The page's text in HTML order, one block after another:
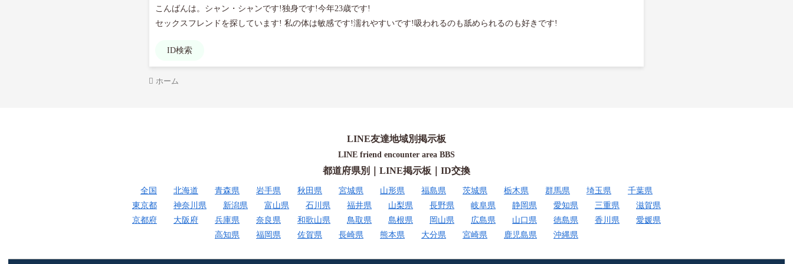
こんばんは。シャン・シャンです!独身です!今年23歳です!
セックスフレンドを探しています! 私の体は敏感です!濡れやすいです!吸われるのも舐められるのも好きです!
ID検索
ホーム
LINE友達地域別掲示板
LINE friend encounter area BBS
都道府県別｜LINE掲示板｜ID交換
全国 北海道 青森県 岩手県 秋田県 宮城県 山形県 福島県 茨城県 栃木県 群馬県 埼玉県
千葉県
東京都
神奈川県 新潟県 富山県 石川県 福井県 山梨県 長野県 岐阜県 静岡県 愛知県 三重県
滋賀県
京都府
大阪府 兵庫県 奈良県 和歌山県 鳥取県 島根県 岡山県 広島県 山口県 徳島県 香川県
愛媛県
高知県
福岡県 佐賀県 長崎県 熊本県 大分県 宮崎県 鹿児島県 沖縄県